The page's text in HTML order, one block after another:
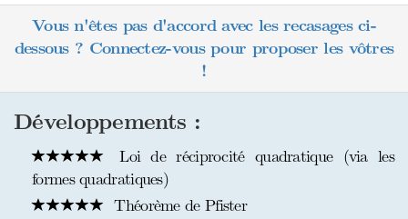
Vous n'êtes pas d'accord avec les recasages ci-
dessous ? Connectez-vous pour proposer les vôtres
!
Développements :
Loi de réciprocité quadratique (via les
formes quadratiques)
Théorème de Pfister